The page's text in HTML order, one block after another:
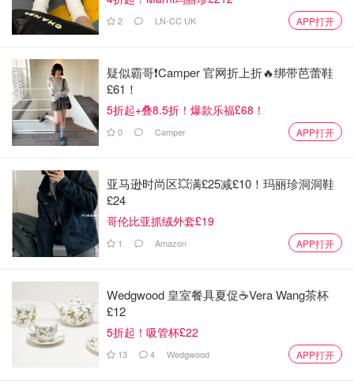
周五上午，伦敦希思罗机场取消50个进出港航班以确保安全
间隔。其中英国航空取消了数十架国内及欧洲航班，预计约
7000名旅客受影响。
◼️铁路系统近乎瘫痪
多家铁路公司警告“非必要不出行”。东米德兰兹铁路、
Avanti West Coast、Northern等多条关键线路停运或严重延
误，贯穿峰区的线路将关闭至周六。铁路网络正承受巨大压
力。
2 LN-CC UK APP打开
疑似霸哥❗️Camper 官网折上折🔥绑带芭蕾鞋
£61！
5折起+叠8.5折！爆款乐福£68！
0 Camper APP打开
亚马逊时尚区💥满£25减£10！玛丽珍洞洞鞋
£24
哥伦比亚抓绒外套£19
1 Amazon APP打开
Wedgwood 皇室餐具夏促☕️Vera Wang茶杯
£12
5折起！吸管杯£22
13 4 Wedgwood APP打开